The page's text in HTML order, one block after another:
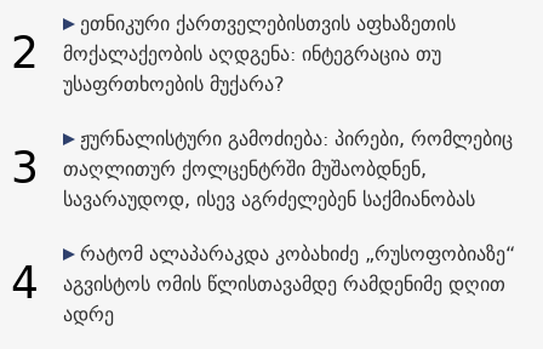
2
ეთნიკური ქართველებისთვის აფხაზეთის
მოქალაქეობის აღდგენა: ინტეგრაცია თუ
უსაფრთხოების მუქარა?
3
ჟურნალისტური გამოძიება: პირები, რომლებიც
თაღლითურ ქოლცენტრში მუშაობდნენ,
სავარაუდოდ, ისევ აგრძელებენ საქმიანობას
4
რატომ ალაპარაკდა კობახიძე „რუსოფობიაზე“
აგვისტოს ომის წლისთავამდე რამდენიმე დღით
ადრე